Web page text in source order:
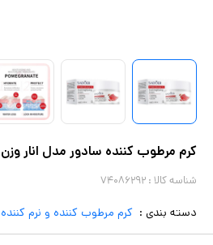
کرم مرطوب کننده سادور مدل انار وزن 50 گرم
شناسه کالا : ۷۴۰۸۶۲۹۲
دسته بندی : کرم مرطوب کننده و نرم کننده